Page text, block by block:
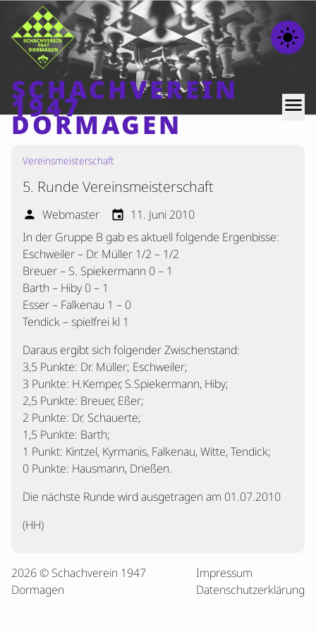
light_mode
SCHACHVEREIN
1947
DORMAGEN
menu
Home
Beiträge
Mannschaften
Ranglisten
Termine
Verschiedenes
Kontakt
Vereinsmeisterschaft
5. Runde Vereinsmeisterschaft
person Webmaster event 11. Juni 2010
In der Gruppe B gab es aktuell folgende Ergenbisse:
Eschweiler – Dr. Müller 1/2 – 1/2
Breuer – S. Spiekermann 0 – 1
Barth – Hiby 0 – 1
Esser – Falkenau 1 – 0
Tendick – spielfrei kl 1
Daraus ergibt sich folgender Zwischenstand:
3,5 Punkte: Dr. Müller; Eschweiler;
3 Punkte: H.Kemper, S.Spiekermann, Hiby;
2,5 Punkte: Breuer, Eßer;
2 Punkte: Dr. Schauerte;
1,5 Punkte: Barth;
1 Punkt: Kintzel, Kyrmanis, Falkenau, Witte, Tendick;
0 Punkte: Hausmann, Drießen.
Die nächste Runde wird ausgetragen am 01.07.2010
(HH)
2026 © Schachverein 1947
Dormagen
Impressum
Datenschutzerklärung